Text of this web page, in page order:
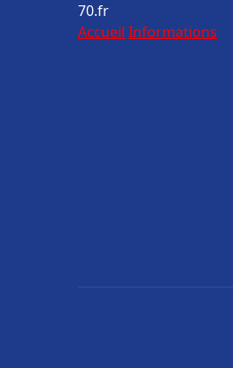
70.fr
Accueil Informations